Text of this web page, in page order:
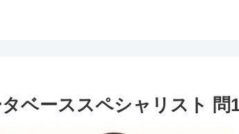
ベーススペシャリスト 問